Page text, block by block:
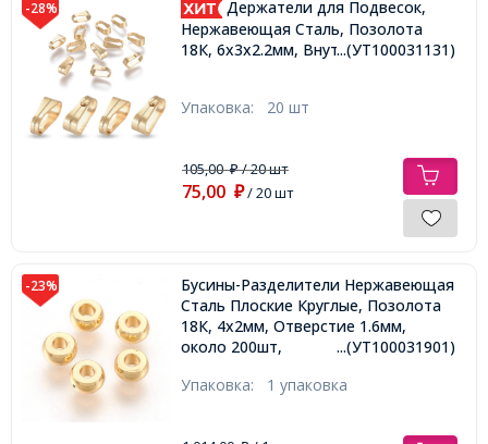
-28%
Держатели для Подвесок,
Нержавеющая Сталь, Позолота
18К, 6x3x2.2мм, Внутр. 5.5x2.5мм,
...(УТ100031131)
Упаковка: 20 шт
105,00₽/ 20 шт
75,00 ₽/ 20 шт
-23%
Бусины-Разделители Нержавеющая
Сталь Плоские Круглые, Позолота
18К, 4x2мм, Отверстие 1.6мм,
около 200шт,
...(УТ100031901)
Упаковка: 1 упаковка